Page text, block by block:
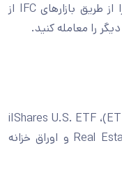
گسترده ای از CFD های آتی کالا را از طریق بازارهای IFC از
را معامله کنید.
امکان معامله ی ETF های (ETF-GLD)، iIShares U.S. ETF
Real Estate، SPDR S&P 500 ETF Trust و اوراق خزانه